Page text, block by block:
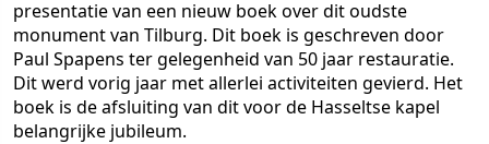
presentatie van een nieuw boek over dit oudste
monument van Tilburg. Dit boek is geschreven door
Paul Spapens ter gelegenheid van 50 jaar restauratie.
Dit werd vorig jaar met allerlei activiteiten gevierd. Het
boek is de afsluiting van dit voor de Hasseltse kapel
belangrijke jubileum.